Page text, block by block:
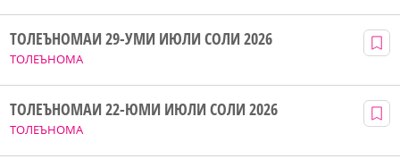
ТОЛЕЪНОМА
ТОЛЕЪНОМАИ 29-УМИ ИЮЛИ СОЛИ 2026
ТОЛЕЪНОМА
ТОЛЕЪНОМАИ 22-ЮМИ ИЮЛИ СОЛИ 2026